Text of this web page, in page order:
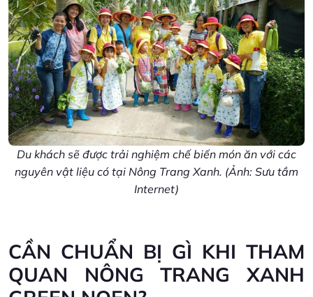
Du khách sẽ được trải nghiệm chế biến món ăn với các
nguyên vật liệu có tại Nông Trang Xanh. (Ảnh: Sưu tầm
Internet)
CẦN CHUẨN BỊ GÌ KHI THAM
QUAN NÔNG TRANG XANH